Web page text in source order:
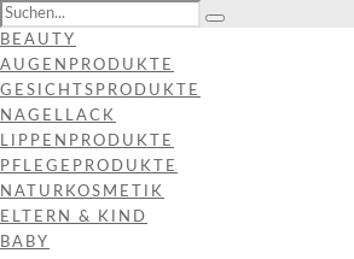
BEAUTY
AUGENPRODUKTE
GESICHTSPRODUKTE
NAGELLACK
LIPPENPRODUKTE
PFLEGEPRODUKTE
NATURKOSMETIK
ELTERN & KIND
BABY